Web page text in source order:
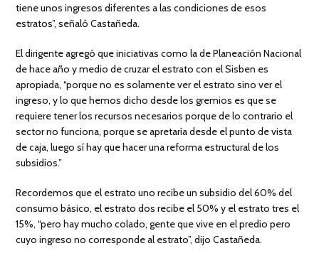
tiene unos ingresos diferentes a las condiciones de esos
estratos”, señaló Castañeda.
El dirigente agregó que iniciativas como la de Planeación Nacional
de hace año y medio de cruzar el estrato con el Sisben es
apropiada, “porque no es solamente ver el estrato sino ver el
ingreso, y lo que hemos dicho desde los gremios es que se
requiere tener los recursos necesarios porque de lo contrario el
sector no funciona, porque se apretaría desde el punto de vista
de caja, luego sí hay que hacer una reforma estructural de los
subsidios.”
Recordemos que el estrato uno recibe un subsidio del 60% del
consumo básico, el estrato dos recibe el 50% y el estrato tres el
15%, “pero hay mucho colado, gente que vive en el predio pero
cuyo ingreso no corresponde al estrato”, dijo Castañeda.